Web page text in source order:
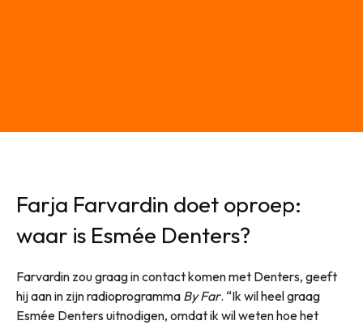
Farja Farvardin doet oproep:
waar is Esmée Denters?
Farvardin zou graag in contact komen met Denters, geeft
hij aan in zijn radioprogramma By Far. “Ik wil heel graag
Esmée Denters uitnodigen, omdat ik wil weten hoe het